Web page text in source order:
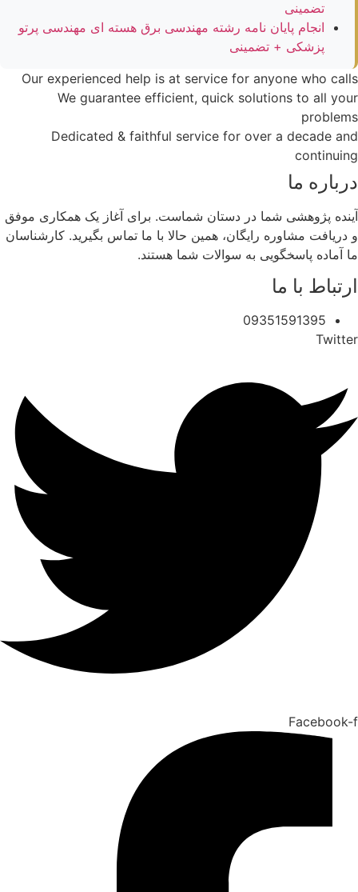
تضمینی
انجام پایان نامه رشته مهندسی برق هسته ای مهندسی پرتو
پزشکی + تضمینی
Our experienced help is at service for anyone who calls
We guarantee efficient, quick solutions to all your
problems
Dedicated & faithful service for over a decade and
continuing
درباره ما
آینده پژوهشی شما در دستان شماست. برای آغاز یک همکاری موفق
و دریافت مشاوره رایگان، همین حالا با ما تماس بگیرید. کارشناسان
ما آماده پاسخگویی به سوالات شما هستند.
ارتباط با ما
09351591395
Twitter
Facebook-f